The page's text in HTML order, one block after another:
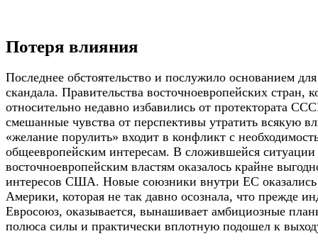
Потеря влияния
Последнее обстоятельство и послужило основанием
скандала. Правительства восточноевропейских стран,
относительно недавно избавились от протектората
смешанные чувства от перспективы утратить всякую
«желание порулить» входит в конфликт с
общеевропейским интересам. В сложившейся ситуации
восточноевропейским властям оказалось крайне
интересов США. Новые союзники внутри ЕС оказались
Америки, которая не так давно осознала, что прежде
Евросоюз, оказывается, вынашивает амбициозные
полюса силы и практически вплотную подошел к